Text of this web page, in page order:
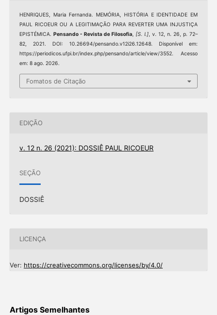
HENRIQUES, Maria Fernanda. MEMÓRIA, HISTÓRIA E IDENTIDADE EM
PAUL RICOEUR OU A LEGITIMAÇÃO PARA REVERTER UMA INJUSTIÇA
EPISTÉMICA. Pensando - Revista de Filosofia,[S. l.], v. 12, n. 26, p. 72–
82, 2021. DOI: 10.26694/pensando.v12i26.12648. Disponível em:
https://periodicos.ufpi.br/index.php/pensando/article/view/3552. Acesso
em: 8 ago. 2026.
Fomatos de Citação
EDIÇÃO
v. 12 n. 26 (2021): DOSSIÊ PAUL RICOEUR
SEÇÃO
DOSSIÊ
LICENÇA
Ver: https://creativecommons.org/licenses/by/4.0/
Artigos Semelhantes